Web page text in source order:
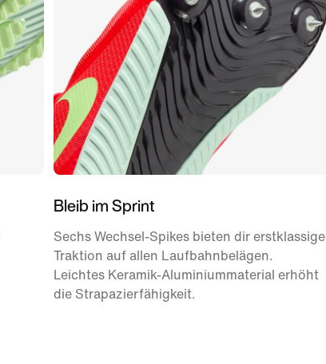
Bleib im Sprint
Sechs Wechsel-Spikes bieten dir erstklassige
Traktion auf allen Laufbahnbelägen.
Leichtes Keramik-Aluminiummaterial erhöht
die Strapazierfähigkeit.